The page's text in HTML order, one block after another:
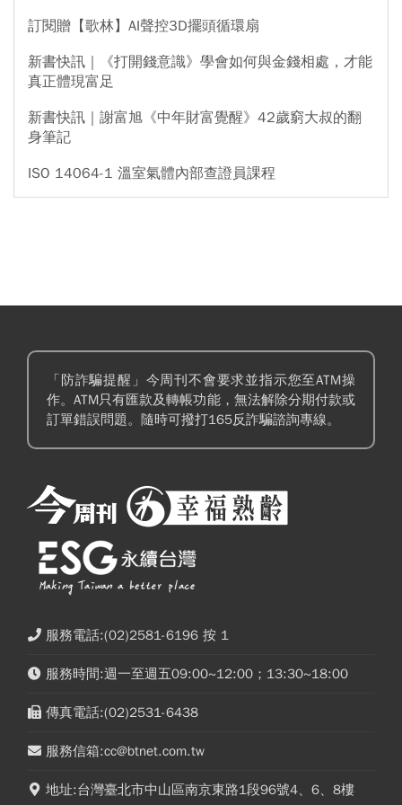
訂閱贈【歌林】AI聲控3D擺頭循環扇
新書快訊｜《打開錢意識》學會如何與金錢相處，才能
真正體現富足
新書快訊｜謝富旭《中年財富覺醒》42歲窮大叔的翻
身筆記
ISO 14064-1 溫室氣體內部查證員課程
「防詐騙提醒」今周刊不會要求並指示您至ATM操
作。ATM只有匯款及轉帳功能，無法解除分期付款或
訂單錯誤問題。隨時可撥打165反詐騙諮詢專線。
服務電話:(02)2581-6196 按 1
服務時間:週一至週五09:00~12:00；13:30~18:00
傳真電話:(02)2531-6438
服務信箱:cc@btnet.com.tw
地址:台灣臺北市中山區南京東路1段96號4、6、8樓